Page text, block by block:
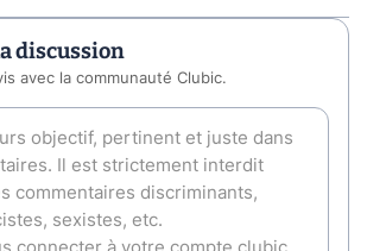
discussion
avec la communauté Clubic.